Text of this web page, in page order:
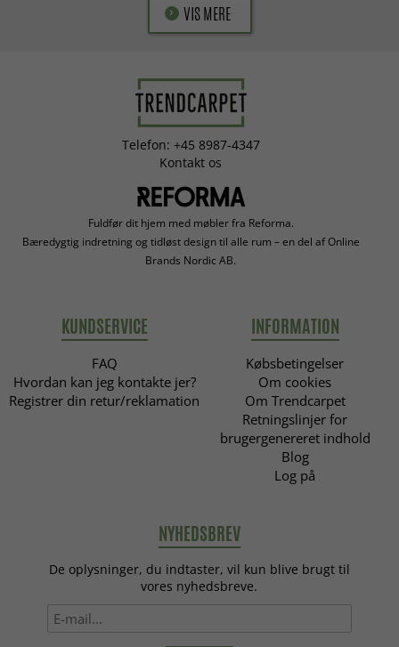
VIS MERE
Telefon: +45 8987-4347
Kontakt os
Fuldfør dit hjem med møbler fra Reforma.
Bæredygtig indretning og tidløst design til alle rum – en del af Online
Brands Nordic AB.
KUNDSERVICE
FAQ
Hvordan kan jeg kontakte jer?
Registrer din retur/reklamation
INFORMATION
Købsbetingelser
Om cookies
Om Trendcarpet
Retningslinjer for
brugergenereret indhold
Blog
Log på
NYHEDSBREV
De oplysninger, du indtaster, vil kun blive brugt til
vores nyhedsbreve.